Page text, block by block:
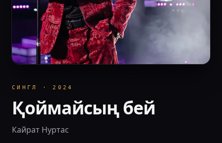
СИНГЛ ·2024
Қоймайсың бей
Кайрат Нуртас